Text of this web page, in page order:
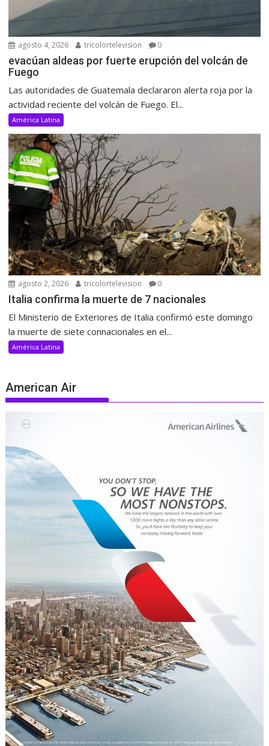
agosto 4, 2026 tricolortelevision 0
evacúan aldeas por fuerte erupción del volcán de
Fuego
Las autoridades de Guatemala declararon alerta roja por la
actividad reciente del volcán de Fuego. El...
América Latina
agosto 2, 2026 tricolortelevision 0
Italia confirma la muerte de 7 nacionales
El Ministerio de Exteriores de Italia confirmó este domingo
la muerte de siete connacionales en el...
América Latina
American Air